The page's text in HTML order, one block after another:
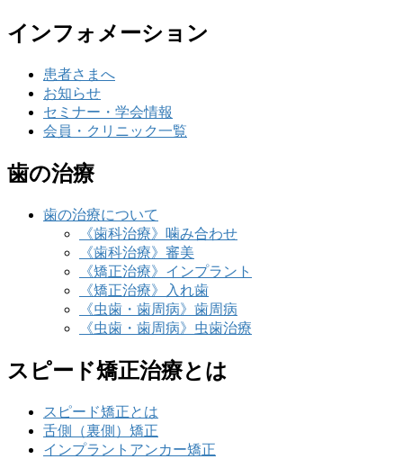
インフォメーション
患者さまへ
お知らせ
セミナー・学会情報
会員・クリニック一覧
歯の治療
歯の治療について
《歯科治療》噛み合わせ
《歯科治療》審美
《矯正治療》インプラント
《矯正治療》入れ歯
《虫歯・歯周病》歯周病
《虫歯・歯周病》虫歯治療
スピード矯正治療とは
スピード矯正とは
舌側（裏側）矯正
インプラントアンカー矯正